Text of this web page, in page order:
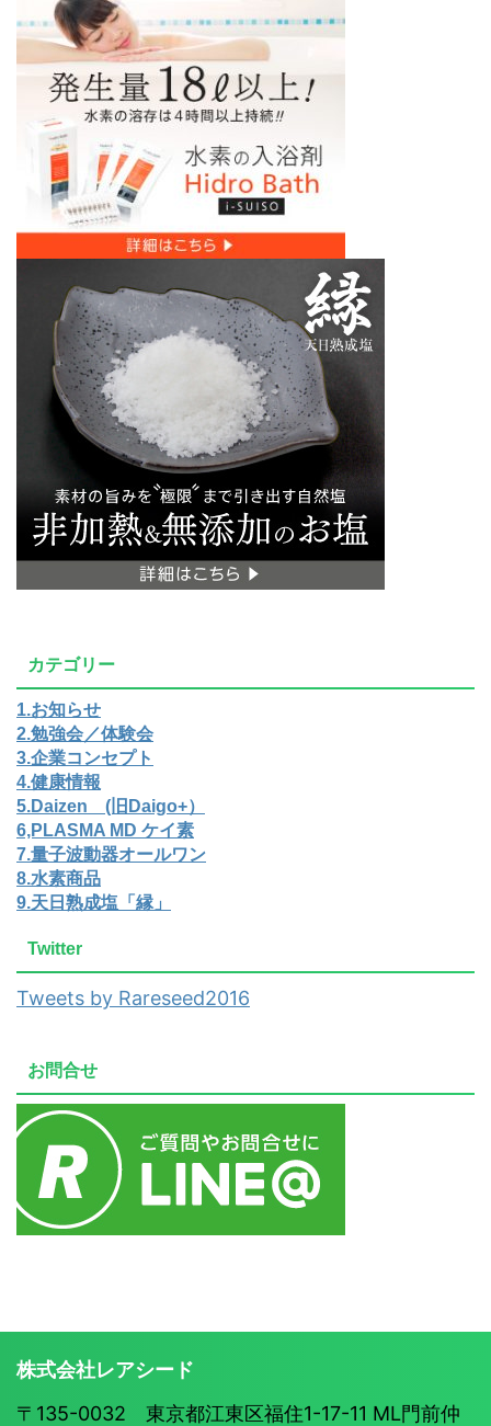
カテゴリー
1.お知らせ
2.勉強会／体験会
3.企業コンセプト
4.健康情報
5.Daizen (旧Daigo+）
6,PLASMA MD ケイ素
7.量子波動器オールワン
8.水素商品
9.天日熟成塩「縁」
Twitter
Tweets by Rareseed2016
お問合せ
株式会社レアシード
〒135-0032 東京都江東区福住1-17-11 ML門前仲